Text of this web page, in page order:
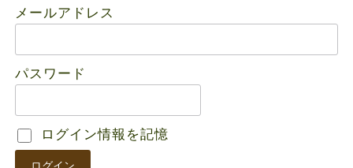
メールアドレス
パスワード
ログイン情報を記憶